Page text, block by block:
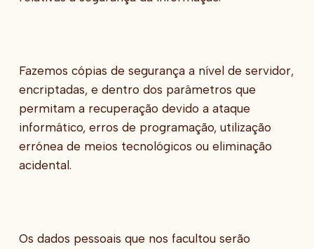
Fazemos cópias de segurança a nível de servidor,
encriptadas, e dentro dos parâmetros que
permitam a recuperação devido a ataque
informático, erros de programação, utilização
errónea de meios tecnológicos ou eliminação
acidental.
Os dados pessoais que nos facultou serão